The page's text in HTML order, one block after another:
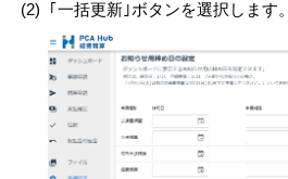
(2) ｢一括更新｣ボタンを選択します。